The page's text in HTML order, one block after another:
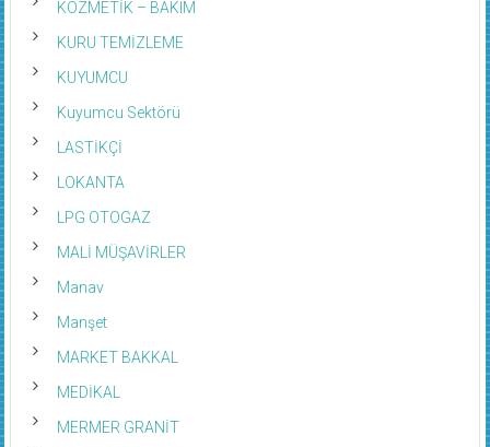
KOZMETİK – BAKIM
KURU TEMİZLEME
KUYUMCU
Kuyumcu Sektörü
LASTİKÇİ
LOKANTA
LPG OTOGAZ
MALİ MÜŞAVİRLER
Manav
Manşet
MARKET BAKKAL
MEDİKAL
MERMER GRANİT